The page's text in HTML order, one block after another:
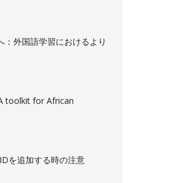
：外国語学習におけるより
toolkit for African
を追加する時の注意